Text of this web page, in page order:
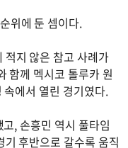
위에 둔 셈이다.
적지 않은 참고 사례가
함께 멕시코 톨루카 원
에서 열린 경기였다.
, 손흥민 역시 풀타임
후반으로 갈수록 움직